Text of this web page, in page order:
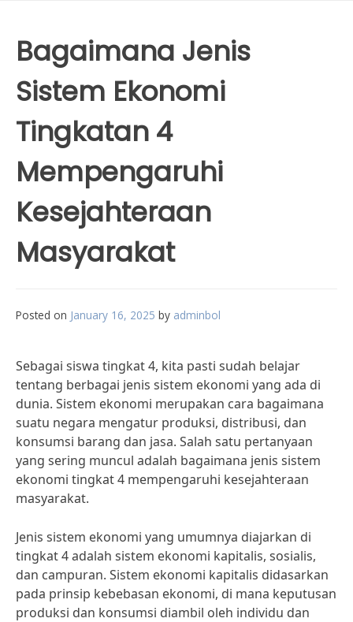
Bagaimana Jenis
Sistem Ekonomi
Tingkatan 4
Mempengaruhi
Kesejahteraan
Masyarakat
Posted on January 16, 2025 by adminbol
Sebagai siswa tingkat 4, kita pasti sudah belajar
tentang berbagai jenis sistem ekonomi yang ada di
dunia. Sistem ekonomi merupakan cara bagaimana
suatu negara mengatur produksi, distribusi, dan
konsumsi barang dan jasa. Salah satu pertanyaan
yang sering muncul adalah bagaimana jenis sistem
ekonomi tingkat 4 mempengaruhi kesejahteraan
masyarakat.
Jenis sistem ekonomi yang umumnya diajarkan di
tingkat 4 adalah sistem ekonomi kapitalis, sosialis,
dan campuran. Sistem ekonomi kapitalis didasarkan
pada prinsip kebebasan ekonomi, di mana keputusan
produksi dan konsumsi diambil oleh individu dan